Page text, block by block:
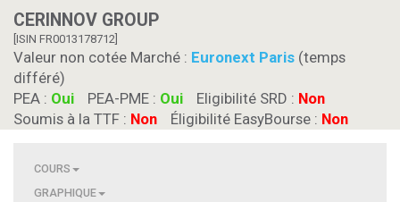
CERINNOV GROUP
[ISIN FR0013178712]
Valeur non cotée Marché : Euronext Paris (temps
différé)
PEA : Oui PEA-PME : Oui Eligibilité SRD : Non
Soumis à la TTF : Non Éligibilité EasyBourse : Non
COURS
GRAPHIQUE